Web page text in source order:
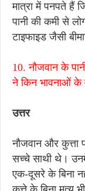
मात्रा में पनपते हैं
पानी की कमी से
टाइफाइड जैसी
10. नौजवान के
ने किन भावनाओं के
उत्तर
नौजवान और कुत्ता
सच्चे साथी थे।
एक-दूसरे के बिना